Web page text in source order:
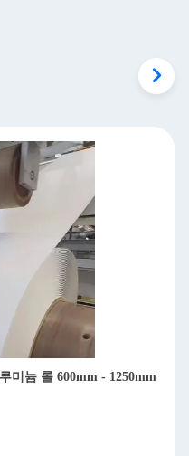
미늄 롤 600mm - 1250mm